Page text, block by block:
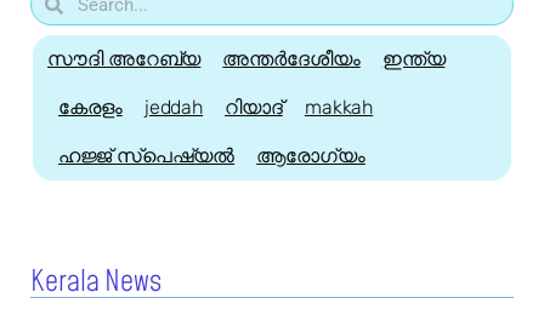
സൗദി അറേബ്യ അന്തർദേശീയം ഇന്ത്യ
കേരളം jeddah റിയാദ് makkah
ഹജ്ജ്‌ സ്പെഷ്യൽ ആരോഗ്യം
Kerala News